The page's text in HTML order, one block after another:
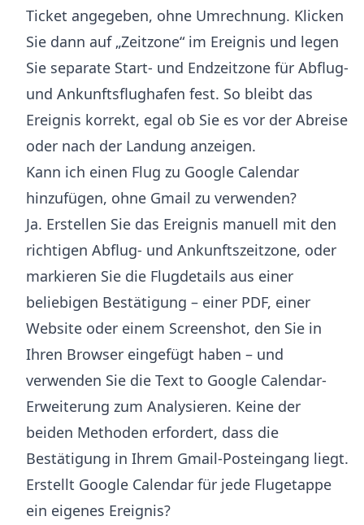
Ticket angegeben, ohne Umrechnung. Klicken
Sie dann auf „Zeitzone“ im Ereignis und legen
Sie separate Start- und Endzeitzone für Abflug-
und Ankunftsflughafen fest. So bleibt das
Ereignis korrekt, egal ob Sie es vor der Abreise
oder nach der Landung anzeigen.
Kann ich einen Flug zu Google Calendar
hinzufügen, ohne Gmail zu verwenden?
Ja. Erstellen Sie das Ereignis manuell mit den
richtigen Abflug- und Ankunftszeitzone, oder
markieren Sie die Flugdetails aus einer
beliebigen Bestätigung – einer PDF, einer
Website oder einem Screenshot, den Sie in
Ihren Browser eingefügt haben – und
verwenden Sie die Text to Google Calendar-
Erweiterung zum Analysieren. Keine der
beiden Methoden erfordert, dass die
Bestätigung in Ihrem Gmail-Posteingang liegt.
Erstellt Google Calendar für jede Flugetappe
ein eigenes Ereignis?